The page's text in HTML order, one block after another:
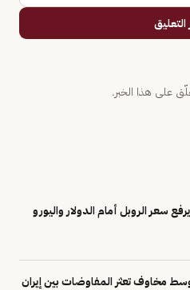
التعليق
على هذا الخبر.
سعر الروبل أمام الدولار واليورو
وسط مخاوف تعثر المفاوضات بين إيران